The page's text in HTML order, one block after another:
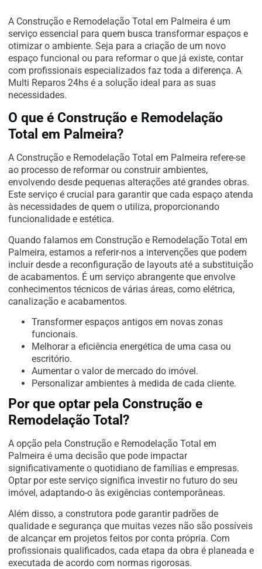
A Construção e Remodelação Total em Palmeira é um
serviço essencial para quem busca transformar espaços e
otimizar o ambiente. Seja para a criação de um novo
espaço funcional ou para reformar o que já existe, contar
com profissionais especializados faz toda a diferença. A
Multi Reparos 24hs é a solução ideal para as suas
necessidades.
O que é Construção e Remodelação
Total em Palmeira?
A Construção e Remodelação Total em Palmeira refere-se
ao processo de reformar ou construir ambientes,
envolvendo desde pequenas alterações até grandes obras.
Este serviço é crucial para garantir que cada espaço atenda
às necessidades de quem o utiliza, proporcionando
funcionalidade e estética.
Quando falamos em Construção e Remodelação Total em
Palmeira, estamos a referir-nos a intervenções que podem
incluir desde a reconfiguração de layouts até a substituição
de acabamentos. É um serviço abrangente que envolve
conhecimentos técnicos de várias áreas, como elétrica,
canalização e acabamentos.
Transformer espaços antigos em novas zonas
funcionais.
Melhorar a eficiência energética de uma casa ou
escritório.
Aumentar o valor de mercado do imóvel.
Personalizar ambientes à medida de cada cliente.
Por que optar pela Construção e
Remodelação Total?
A opção pela Construção e Remodelação Total em
Palmeira é uma decisão que pode impactar
significativamente o quotidiano de famílias e empresas.
Optar por este serviço significa investir no futuro do seu
imóvel, adaptando-o às exigências contemporâneas.
Além disso, a construtora pode garantir padrões de
qualidade e segurança que muitas vezes não são possíveis
de alcançar em projetos feitos por conta própria. Com
profissionais qualificados, cada etapa da obra é planeada e
executada de acordo com normas rigorosas.